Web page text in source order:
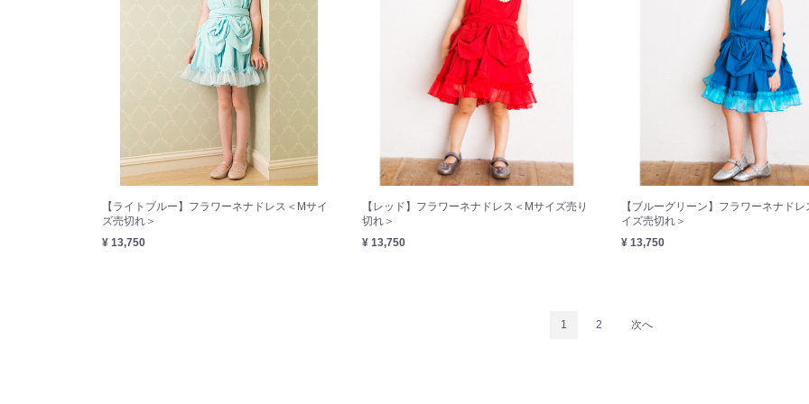
【ライトブルー】フラワーネナドレス＜Mサイ
ズ売切れ＞
¥ 13,750
【レッド】フラワーネナドレス＜Mサイズ売り
切れ＞
¥ 13,750
【ブルーグリーン】フラワーネナド
イズ売切れ＞
¥ 13,750
1 2 次へ